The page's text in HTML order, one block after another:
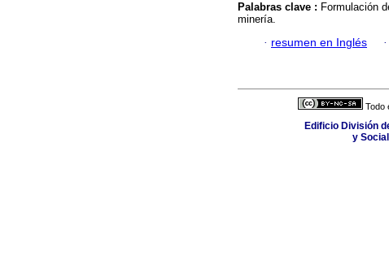
Palabras clave : Formulación
minería.
· resumen en Inglés ·
Todo
Edificio División
y